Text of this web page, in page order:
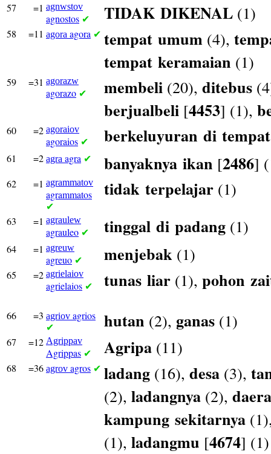
57 =1 agnwstov
agnostos ✔ TIDAK DIKENAL (1)
58 =11 agora agora ✔ tempat umum (4),
tempat keramaian (1)
59 =31 agorazw
agorazo ✔ membeli (20), ditebus
berjualbeli [4453] (1),
60 =2 agoraiov
agoraios ✔ berkeluyuran di tempat
61 =2 agra agra ✔ banyaknya ikan [2486]
62 =1 agrammatov
agrammatos
✔
tidak terpelajar (1)
63 =1 agraulew
agrauleo ✔ tinggal di padang (1)
64 =1 agreuw
agreuo ✔ menjebak (1)
65 =2 agrielaiov
agrielaios ✔ tunas liar (1), pohon
66 =3 agriov agrios
✔ hutan (2), ganas (1)
67 =12 Agrippav
Agrippas ✔ Agripa (11)
68 =36 agrov agros ✔ ladang (16), desa (3),
(2), ladangnya (2),
kampung sekitarnya
(1), ladangmu [4674] (1)